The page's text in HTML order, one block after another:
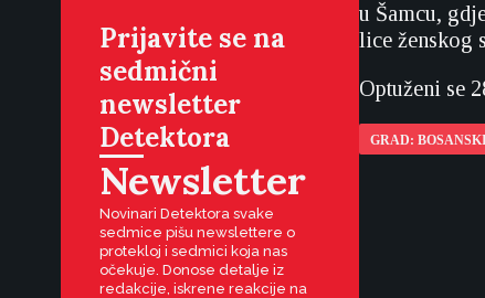
Prijavite se na
sedmični
newsletter
Detektora
Newsletter
Novinari Detektora svake
sedmice pišu newslettere o
protekloj i sedmici koja nas
očekuje. Donose detalje iz
redakcije, iskrene reakcije na
u Šamcu,
lice ženskog
Optuženi se
GRAD: